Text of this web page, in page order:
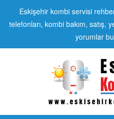
Eskişehir kombi servisi
telefonları, kombi bakım,
yorumlar